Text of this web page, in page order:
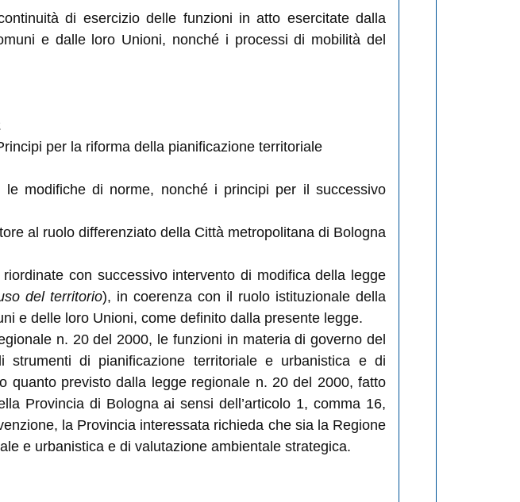
di esercizio delle funzioni in atto esercitate dalla
e dalle loro Unioni, nonché i processi di mobilità del
per la riforma della pianificazione territoriale
modifiche di norme, nonché i principi per il successivo
al ruolo differenziato della Città metropolitana di Bologna
con successivo intervento di modifica della legge
del territorio), in coerenza con il ruolo istituzionale della
e delle loro Unioni, come definito dalla presente legge.
n. 20 del 2000, le funzioni in materia di governo del
di pianificazione territoriale e urbanistica e di
quanto previsto dalla legge regionale n. 20 del 2000, fatto
Provincia di Bologna ai sensi dell’articolo 1, comma 16,
la Provincia interessata richieda che sia la Regione
e urbanistica e di valutazione ambientale strategica.